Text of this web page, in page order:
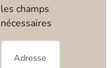
les champs
nécessaires
E-
mail*